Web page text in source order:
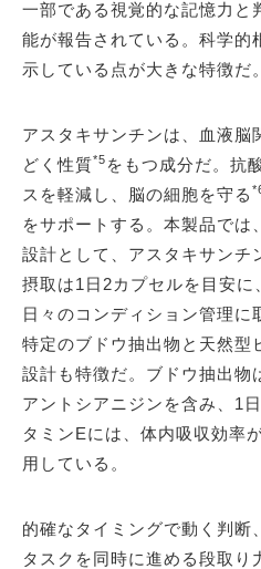
一部である視覚的な記憶力と
能が報告されている。科学的
示している点が大きな特徴だ。
アスタキサンチンは、血液脳
どく性質*5 をもつ成分だ。抗
スを軽減し、脳の細胞を守る
をサポートする。本製品では
設計として、アスタキサンチ
摂取は1日2カプセルを目安に
日々のコンディション管理に
特定のブドウ抽出物と天然型
設計も特徴だ。ブドウ抽出物
アントシアニジンを含み、1
タミンEには、体内吸収効率
用している。
的確なタイミングで動く判断
タスクを同時に進める段取り